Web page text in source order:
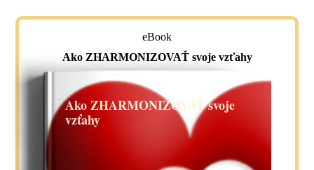
eBook
Ako ZHARMONIZOVAŤ svoje vzťahy
Ako ZHARMONIZOVAŤ svoje
vzťahy